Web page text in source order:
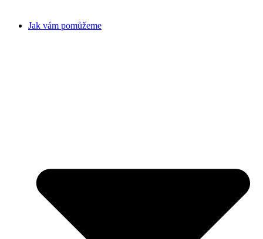
Jak vám pomůžeme